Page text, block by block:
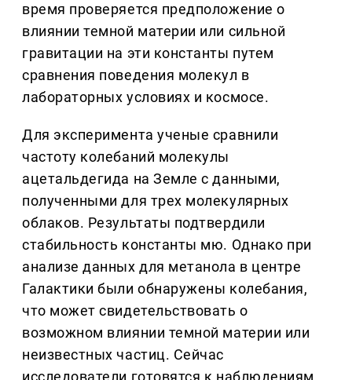
время проверяется предположение о
влиянии темной материи или сильной
гравитации на эти константы путем
сравнения поведения молекул в
лабораторных условиях и космосе.
Для эксперимента ученые сравнили
частоту колебаний молекулы
ацетальдегида на Земле с данными,
полученными для трех молекулярных
облаков. Результаты подтвердили
стабильность константы мю. Однако при
анализе данных для метанола в центре
Галактики были обнаружены колебания,
что может свидетельствовать о
возможном влиянии темной материи или
неизвестных частиц. Сейчас